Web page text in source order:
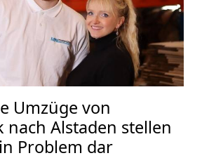
Umzüge von
nach Alstaden stellen
Problem dar